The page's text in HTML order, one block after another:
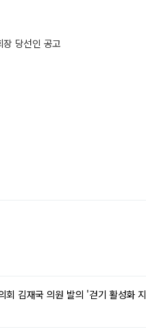
당선인 공고
회 김재국 의원 발의 '걷기 활성화